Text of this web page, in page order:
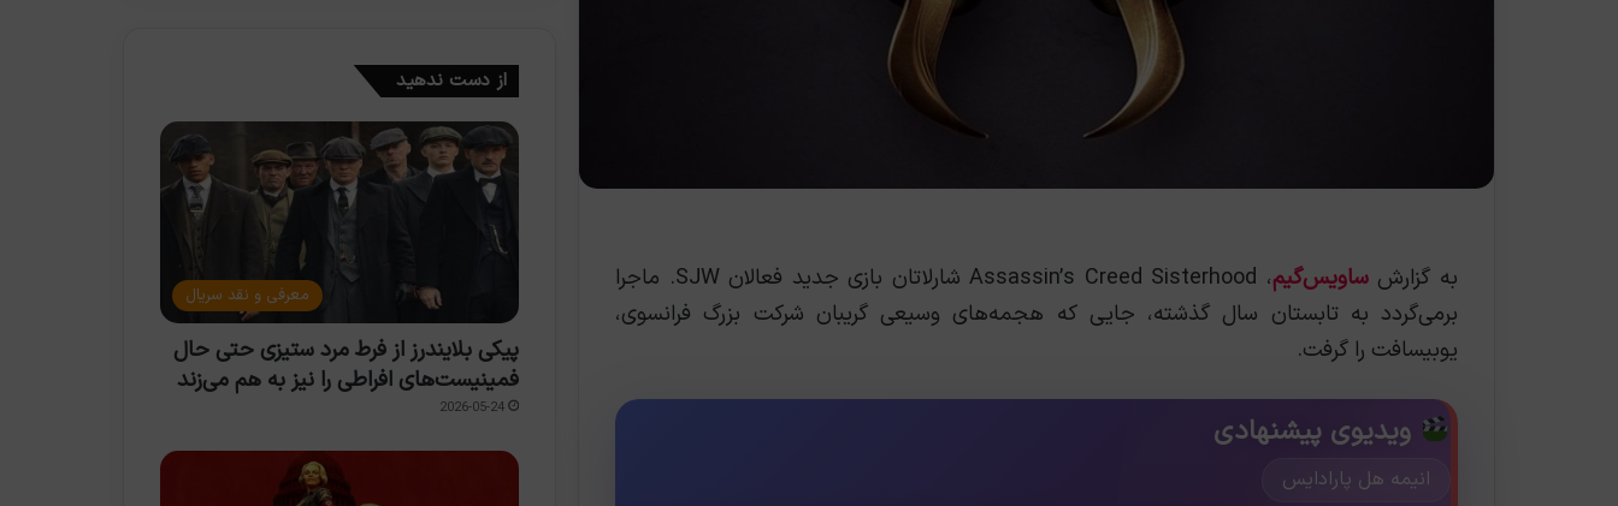
به گزارشساویس‌گیم
، Assassin’s Creed Sisterhood شارلاتان بازی جدید فعالان SJW. ماجرا
برمی‌گردد به تابستان سال گذشته، جایی که هجمه‌های وسیعی گریبان شرکت بزرگ فرانسوی،
یوبیسافت را گرفت.
ویدیوی پیشنهادی
انیمه هل پارادایس
از دست ندهید
معرفی و نقد سریال
پیکی بلایندرز از فرط مرد ستیزی حتی حال
فمینیست‌های افراطی را نیز به هم می‌زند
2026-05-24